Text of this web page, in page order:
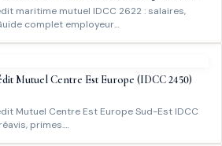
maritime mutuel IDCC 2622 : salaires,
complet employeur…
Mutuel Centre Est Europe (IDCC 2450)
Mutuel Centre Est Europe Sud-Est IDCC
primes.…